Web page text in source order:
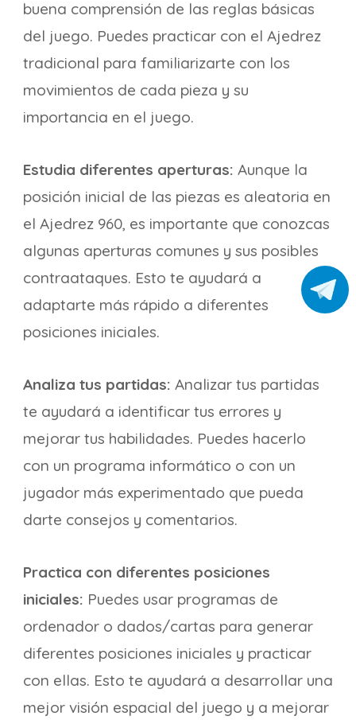
buena comprensión de las reglas básicas
del juego. Puedes practicar con el Ajedrez
tradicional para familiarizarte con los
movimientos de cada pieza y su
importancia en el juego.
Estudia diferentes aperturas: Aunque la
posición inicial de las piezas es aleatoria en
el Ajedrez 960, es importante que conozcas
algunas aperturas comunes y sus posibles
contraataques. Esto te ayudará a
adaptarte más rápido a diferentes
posiciones iniciales.
Analiza tus partidas: Analizar tus partidas
te ayudará a identificar tus errores y
mejorar tus habilidades. Puedes hacerlo
con un programa informático o con un
jugador más experimentado que pueda
darte consejos y comentarios.
Practica con diferentes posiciones
iniciales: Puedes usar programas de
ordenador o dados/cartas para generar
diferentes posiciones iniciales y practicar
con ellas. Esto te ayudará a desarrollar una
mejor visión espacial del juego y a mejorar